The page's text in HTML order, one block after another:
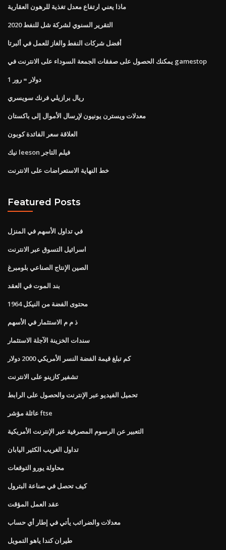
ماذا يعني ارتفاع معدل تغذية للرهون العقارية
التقرير السنوي لشركة شل للنفط 2020
أفضل شركات النفط والغاز للعمل في ألبرتا
يمكنك الحصول على صفقات الجمعة السوداء على الانترنت في gamestop
1 دولار = رور
ريال برازيلي فرنك سويسري
معدلات ويسترن يونيون لإرسال الأموال إلى باكستان
العلاقة سعر الفائدة كوبون
نيك leeson فيلم التاجر
خط النهاية الاستعراضات على الانترنت
Featured Posts
في تداول الأسهم في المنزل
اسرائيل التسوق عبر الانترنت
الصين الإنتاج الصناعي بلومبرغ
بند الموت في العقد
محتوى الفضة من النيكل 1964
ذ م م الاستثمار في الأسهم
سندات الخزينة الآجلة الاستثمار
كم تبلغ قيمة الفضة النسر الأمريكي 2000 دولار
تشفير كازينو على الانترنت
تحميل الفيديو عبر الإنترنت والحصول على الرابط
عائلة مؤشر ftse
التعبير عن الرسوم المصرفية عبر الإنترنت الأمريكية
تداول الغريب الكثير اليابان
محاولة يورو التوقعات
كيف تحصل في صناعة البترول
عقد العمل المؤقت
معدلات والضرائب يأتي في إطار أي حساب
طيران كندا ياهو التمويل